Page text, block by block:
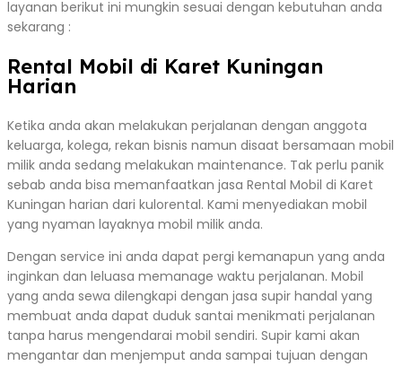
layanan berikut ini mungkin sesuai dengan kebutuhan anda
sekarang :
Rental Mobil di Karet Kuningan
Harian
Ketika anda akan melakukan perjalanan dengan anggota
keluarga, kolega, rekan bisnis namun disaat bersamaan mobil
milik anda sedang melakukan maintenance. Tak perlu panik
sebab anda bisa memanfaatkan jasa Rental Mobil di Karet
Kuningan harian dari kulorental. Kami menyediakan mobil
yang nyaman layaknya mobil milik anda.
Dengan service ini anda dapat pergi kemanapun yang anda
inginkan dan leluasa memanage waktu perjalanan. Mobil
yang anda sewa dilengkapi dengan jasa supir handal yang
membuat anda dapat duduk santai menikmati perjalanan
tanpa harus mengendarai mobil sendiri. Supir kami akan
mengantar dan menjemput anda sampai tujuan dengan